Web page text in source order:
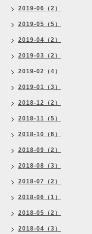
2019-06（2）
2019-05（5）
2019-04（2）
2019-03（2）
2019-02（4）
2019-01（3）
2018-12（2）
2018-11（5）
2018-10（6）
2018-09（2）
2018-08（3）
2018-07（2）
2018-06（1）
2018-05（2）
2018-04（3）